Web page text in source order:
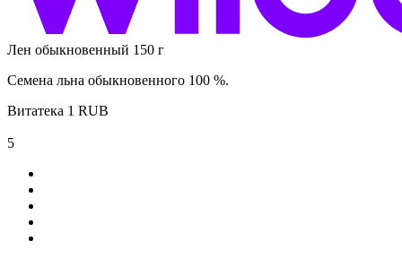
Лен обыкновенный 150 г
Семена льна обыкновенного 100 %.
Витатека 1 RUB
5